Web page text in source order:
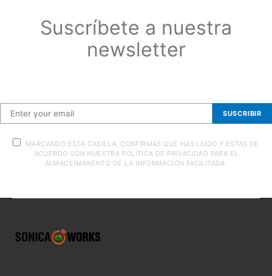
Suscríbete a nuestra
newsletter
SUSCRIBIR
MARCANDO ESTA CASILLA, CONFIRMAS QUE HAS LEÍDO Y ESTAS DE
ACUERDO CON NUESTRA POLÍTICA DE PRIVACIDAD PARA EL
ALMACENAMIENTO DE LA INFORMACIÓN FACILITADA.